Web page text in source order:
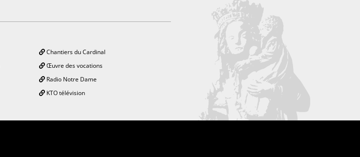
Chantiers du Cardinal
Œuvre des vocations
Radio Notre Dame
KTO télévision